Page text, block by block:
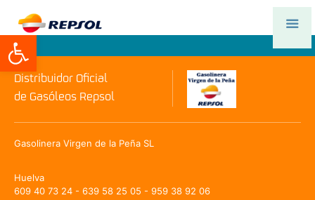
Abrir barra de herramientas
Distribuidor Oficial
de Gasóleos Repsol
Gasolinera Virgen de la Peña SL
Huelva
609 40 73 24 - 639 58 25 05 - 959 38 92 06